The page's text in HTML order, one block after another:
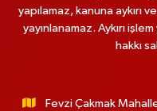
yapılamaz, kanuna aykırı
yayınlanamaz. Aykırı
hakkı
Fevzi Çakmak